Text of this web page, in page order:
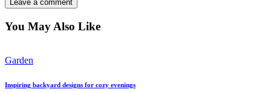
You May Also Like
Garden
Inspiring backyard designs for cozy evenings